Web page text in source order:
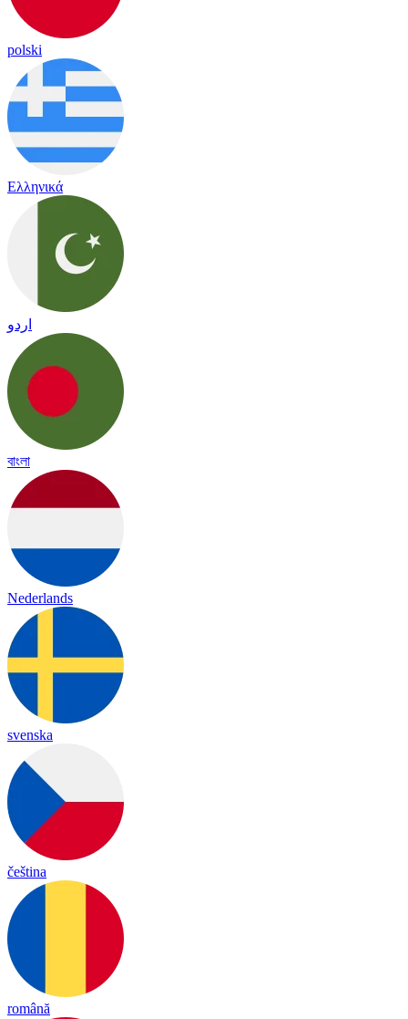
polski
Ελληνικά
اردو
বাংলা
Nederlands
svenska
čeština
română